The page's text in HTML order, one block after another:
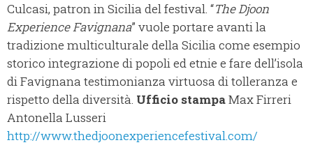
Culcasi, patron in Sicilia del festival. “The Djoon
Experience Favignana” vuole portare avanti la
tradizione multiculturale della Sicilia come esempio
storico integrazione di popoli ed etnie e fare dell’isola
di Favignana testimonianza virtuosa di tolleranza e
rispetto della diversità. Ufficio stampaMax Firreri
Antonella Lusseri
http://www.thedjoonexperiencefestival.com/